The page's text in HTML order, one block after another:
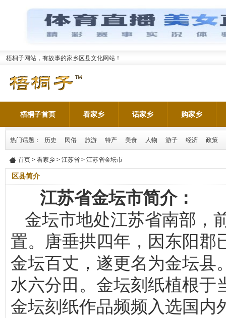
梧桐子网站，有故事的家乡区县文化网站！
梧桐子首页 看家乡 话家乡 购家乡
热门话题： 历史 民俗 旅游 特产 美食 人物 游子 经济 政策
首页 > 看家乡 > 江苏省 > 江苏省金坛市
区县简介
江苏省金坛市简介：
金坛市地处江苏省南部，
置。唐垂拱四年，因东阳郡
金坛百丈，遂更名为金坛县
水六分田。金坛刻纸植根于
金坛刻纸作品频频入选国内